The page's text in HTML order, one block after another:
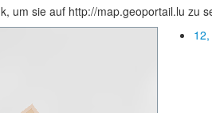
um sie auf http://map.geoportail.lu zu